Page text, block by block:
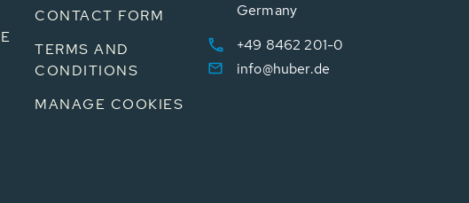
CONTACT FORM
TERMS AND
CONDITIONS
MANAGE COOKIES
Germany
+49 8462 201-0
info@huber.de